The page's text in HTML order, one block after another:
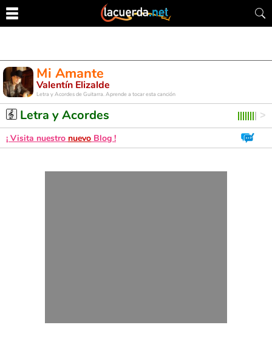
Mi Amante
Valentín Elizalde
Letra y Acordes de Guitarra. Aprende a tocar esta canción
Letra y Acordes
¡ Visita nuestro nuevo Blog !